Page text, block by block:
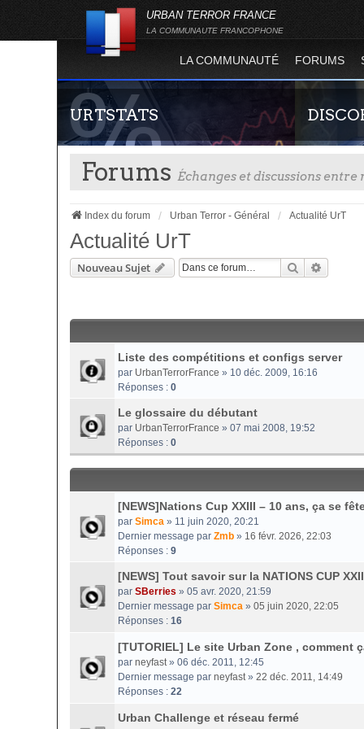
URBAN TERROR FRANCE
LA COMMUNAUTE FRANCOPHONE
LA COMMUNAUTÉ FORUMS
URTSTATS
Statistiques globales et en temps réel de la
Terror !
Rejoignez-
Forums Échanges et discussions
Index du forum Urban Terror - Général Actualité UrT
Actualité UrT
Nouveau Sujet Rechercher
Liste des compétitions et configs server
par UrbanTerrorFrance » 10 déc. 2009, 16:16
Réponses : 0
Le glossaire du débutant
par UrbanTerrorFrance » 07 mai 2008, 19:52
Réponses : 0
[NEWS]Nations Cup XXIII – 10 ans, ça se
par Simca » 11 juin 2020, 20:21
Dernier message par Zmb » 16 févr. 2026, 22:03
Réponses : 9
[NEWS] Tout savoir sur la NATIONS CUP
par SBerries » 05 avr. 2020, 21:59
Dernier message par Simca » 05 juin 2020, 22:05
Réponses : 16
[TUTORIEL] Le site Urban Zone , comment
par neyfast» 06 déc. 2011, 12:45
Dernier message par neyfast» 22 déc. 2011, 14:49
Réponses : 22
Urban Challenge et réseau fermé